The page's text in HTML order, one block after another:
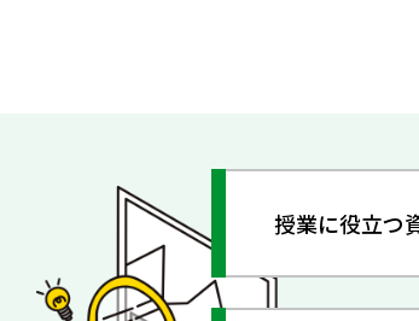
授業に役立つ